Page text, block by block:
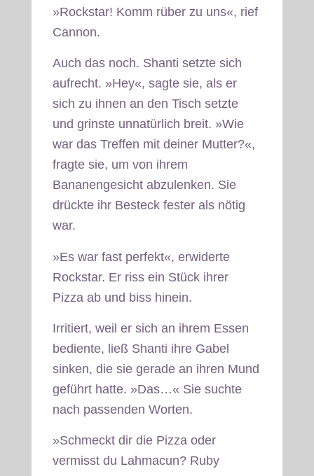
»Rockstar! Komm rüber zu uns«, rief
Cannon.
Auch das noch. Shanti setzte sich
aufrecht. »Hey«, sagte sie, als er
sich zu ihnen an den Tisch setzte
und grinste unnatürlich breit. »Wie
war das Treffen mit deiner Mutter?«,
fragte sie, um von ihrem
Bananengesicht abzulenken. Sie
drückte ihr Besteck fester als nötig
war.
»Es war fast perfekt«, erwiderte
Rockstar. Er riss ein Stück ihrer
Pizza ab und biss hinein.
Irritiert, weil er sich an ihrem Essen
bediente, ließ Shanti ihre Gabel
sinken, die sie gerade an ihren Mund
geführt hatte. »Das…« Sie suchte
nach passenden Worten.
»Schmeckt dir die Pizza oder
vermisst du Lahmacun? Ruby